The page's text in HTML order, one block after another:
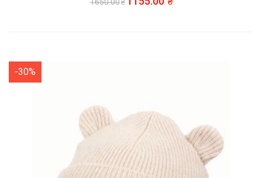
-30%